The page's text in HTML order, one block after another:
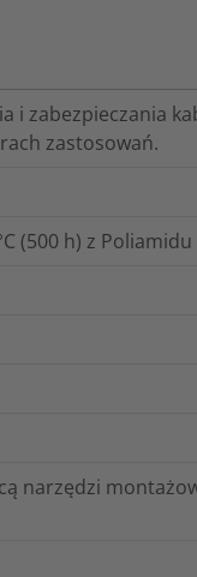
i zabezpieczania
zastosowań.
(500 h) z Poliamidu
narzędzi